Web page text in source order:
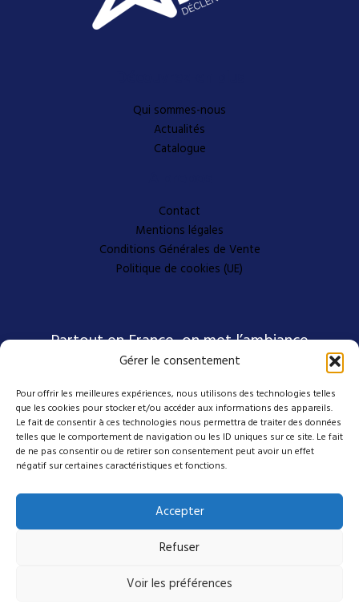
Gérer le consentement
Pour offrir les meilleures expériences, nous utilisons des technologies telles
que les cookies pour stocker et/ou accéder aux informations des appareils.
Le fait de consentir à ces technologies nous permettra de traiter des données
telles que le comportement de navigation ou les ID uniques sur ce site. Le fait
de ne pas consentir ou de retirer son consentement peut avoir un effet
négatif sur certaines caractéristiques et fonctions.
Accepter
Refuser
Voir les préférences
Qui sommes-nous
Actualités
Catalogue
Contact
Mentions légales
Conditions Générales de Vente
Politique de cookies (UE)
Partout en France, on met l’ambiance
Nos coordonnées
4 avenue Emmanuel D'Alzon
30120 Le Vigan
contact@mes-scenes-de-stars.com